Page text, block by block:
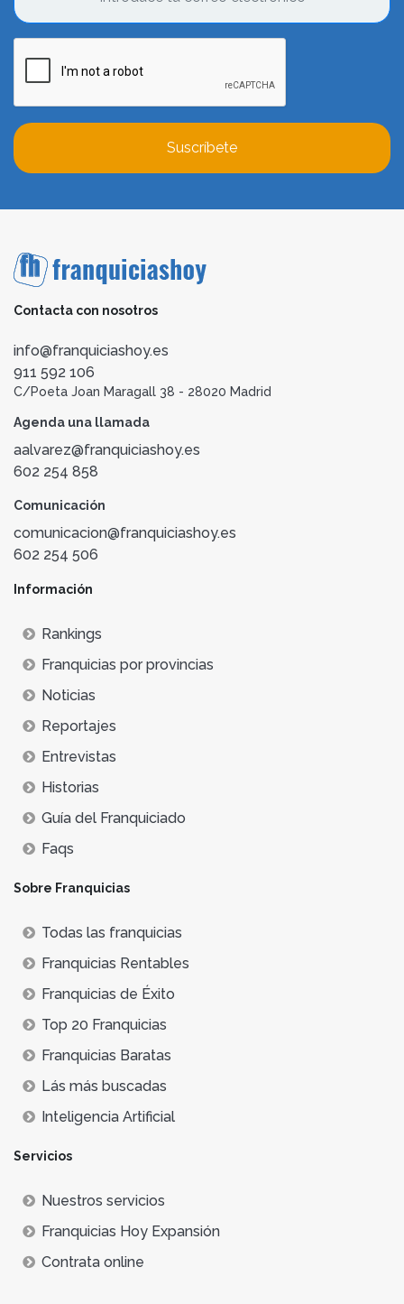
Suscríbete
Contacta con nosotros
info@franquiciashoy.es
911 592 106
C/Poeta Joan Maragall 38 - 28020 Madrid
Agenda una llamada
aalvarez@franquiciashoy.es
602 254 858
Comunicación
comunicacion@franquiciashoy.es
602 254 506
Información
Rankings
Franquicias por provincias
Noticias
Reportajes
Entrevistas
Historias
Guía del Franquiciado
Faqs
Sobre Franquicias
Todas las franquicias
Franquicias Rentables
Franquicias de Éxito
Top 20 Franquicias
Franquicias Baratas
Lás más buscadas
Inteligencia Artificial
Servicios
Nuestros servicios
Franquicias Hoy Expansión
Contrata online